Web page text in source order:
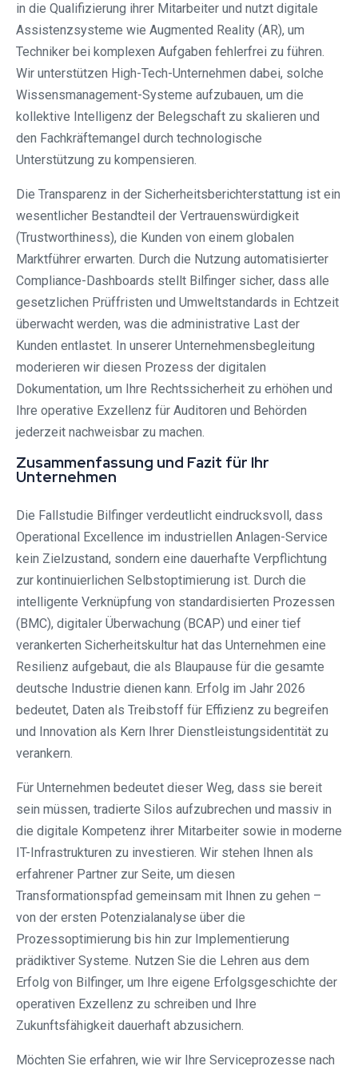
in die Qualifizierung ihrer Mitarbeiter und nutzt digitale
Assistenzsysteme wie Augmented Reality (AR), um
Techniker bei komplexen Aufgaben fehlerfrei zu führen.
Wir unterstützen High-Tech-Unternehmen dabei, solche
Wissensmanagement-Systeme aufzubauen, um die
kollektive Intelligenz der Belegschaft zu skalieren und
den Fachkräftemangel durch technologische
Unterstützung zu kompensieren.
Die Transparenz in der Sicherheitsberichterstattung ist ein
wesentlicher Bestandteil der Vertrauenswürdigkeit
(Trustworthiness), die Kunden von einem globalen
Marktführer erwarten. Durch die Nutzung automatisierter
Compliance-Dashboards stellt Bilfinger sicher, dass alle
gesetzlichen Prüffristen und Umweltstandards in Echtzeit
überwacht werden, was die administrative Last der
Kunden entlastet. In unserer Unternehmensbegleitung
moderieren wir diesen Prozess der digitalen
Dokumentation, um Ihre Rechtssicherheit zu erhöhen und
Ihre operative Exzellenz für Auditoren und Behörden
jederzeit nachweisbar zu machen.
Zusammenfassung und Fazit für Ihr
Unternehmen
Die Fallstudie Bilfinger verdeutlicht eindrucksvoll, dass
Operational Excellence im industriellen Anlagen-Service
kein Zielzustand, sondern eine dauerhafte Verpflichtung
zur kontinuierlichen Selbstoptimierung ist. Durch die
intelligente Verknüpfung von standardisierten Prozessen
(BMC), digitaler Überwachung (BCAP) und einer tief
verankerten Sicherheitskultur hat das Unternehmen eine
Resilienz aufgebaut, die als Blaupause für die gesamte
deutsche Industrie dienen kann. Erfolg im Jahr 2026
bedeutet, Daten als Treibstoff für Effizienz zu begreifen
und Innovation als Kern Ihrer Dienstleistungsidentität zu
verankern.
Für Unternehmen bedeutet dieser Weg, dass sie bereit
sein müssen, tradierte Silos aufzubrechen und massiv in
die digitale Kompetenz ihrer Mitarbeiter sowie in moderne
IT-Infrastrukturen zu investieren. Wir stehen Ihnen als
erfahrener Partner zur Seite, um diesen
Transformationspfad gemeinsam mit Ihnen zu gehen –
von der ersten Potenzialanalyse über die
Prozessoptimierung bis hin zur Implementierung
prädiktiver Systeme. Nutzen Sie die Lehren aus dem
Erfolg von Bilfinger, um Ihre eigene Erfolgsgeschichte der
operativen Exzellenz zu schreiben und Ihre
Zukunftsfähigkeit dauerhaft abzusichern.
Möchten Sie erfahren, wie wir Ihre Serviceprozesse nach